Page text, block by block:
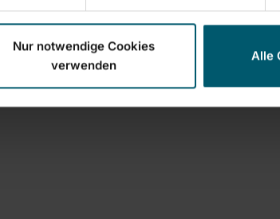
Nur notwendige Cookies
verwenden
Alle